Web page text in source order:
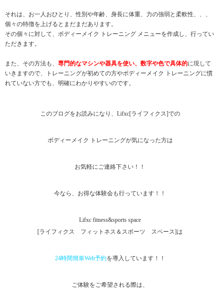
それは、お一人おひとり、性別や年齢、身長に体重、力の強弱と柔軟性、、、
個々の特徴を上げるとまだまだあります。
その個々に対して、ボディーメイク トレーニング メニューを作成し、行ってい
ただきます。
また、その方法も、 専門的なマシンや器具を使い、数字や色で具体的に現して
いきますので、トレーニングが初めての方やボディーメイク トレーニングに慣
れていない方でも、明確にわかりやすいのです。
このブログをお読みになり、Lifxc[ライフィクス]での
ボディーメイク トレーニングが気になった方は
お気軽にご連絡下さい！！
今なら、お得な体験会も行っています！！
Lifxc fitness&sports space
[ライフィクス フィットネス＆スポーツ スペース]は
24時間簡単Web予約を導入しています！！
ご体験をご希望される際は、